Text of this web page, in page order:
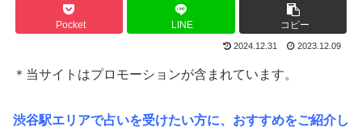
Pocket LINE コピー
2024.12.31 2023.12.09
＊当サイトはプロモーションが含まれています。
渋谷駅エリアで占いを受けたい方に、おすすめをご紹介し